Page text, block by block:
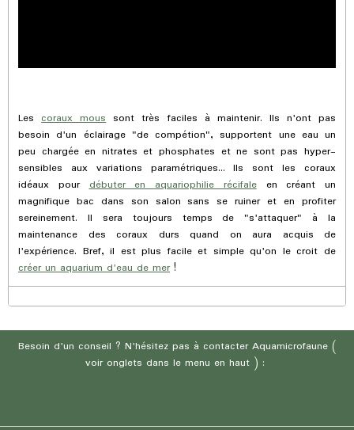
Lescoraux moussont très faciles à maintenir. Ils n'ont pas
besoin d'un éclairage "de compétion", supportent une eau un
peu chargée en nitrates et phosphates et ne sont pas hyper-
sensibles aux variations paramétriques... Ils sont les coraux
idéaux pourdébuter en aquariophilie récifaleen créant un
magnifique bac dans son salon sans se ruiner et en profiter
sereinement. Il sera toujours temps de "s'attaquer" à la
maintenance des coraux durs quand on aura acquis de
l'expérience. Bref, il est plus facile et simple qu'on le croit de
créer un aquarium d'eau de mer!
Besoin d'un conseil ? N'hésitez pas à contacter Aquamicrofaune (
voir onglets dans le menu en haut ) :